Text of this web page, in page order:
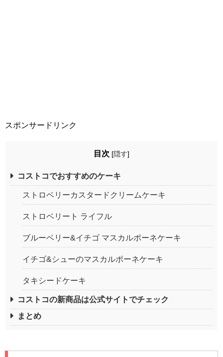
スポンサードリンク
目次 [隠す]
コストコでおすすめのケーキ
ストロベリーカスタードクリームケーキ
ストロベリート ライフル
ブルーベリー&イチゴ マスカルポーネケーキ
イチゴ&シューのマスカルポーネケーキ
タキシードケーキ
コストコの新商品は公式サイトでチェック
まとめ